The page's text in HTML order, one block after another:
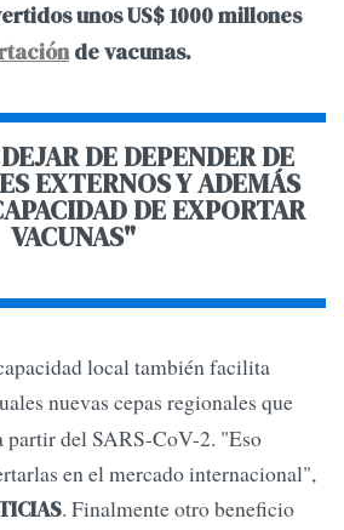
unos US$ 1000 millones
de vacunas.
DE DEPENDER DE
EXTERNOS Y ADEMÁS
DE EXPORTAR
VACUNAS"
local también facilita
nuevas cepas regionales que
partir del SARS-CoV-2. "Eso
en el mercado internacional",
. Finalmente otro beneficio